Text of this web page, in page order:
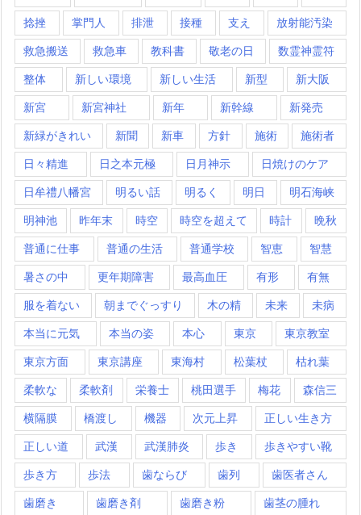
捻挫 掌門人 排泄 接種 支え 放射能汚染
救急搬送 救急車 教科書 敬老の日 数霊神霊符
整体 新しい環境 新しい生活 新型 新大阪
新宮 新宮神社 新年 新幹線 新発売
新緑がきれい 新聞 新車 方針 施術 施術者
日々精進 日之本元極 日月神示 日焼けのケア
日牟禮八幡宮 明るい話 明るく 明日 明石海峡
明神池 昨年末 時空 時空を超えて 時計 晩秋
普通に仕事 普通の生活 普通学校 智恵 智慧
暑さの中 更年期障害 最高血圧 有形 有無
服を着ない 朝までぐっすり 木の精 未来 未病
本当に元気 本当の姿 本心 東京 東京教室
東京方面 東京講座 東海村 松葉杖 枯れ葉
柔軟な 柔軟剤 栄養士 桃田選手 梅花 森信三
横隔膜 橋渡し 機器 次元上昇 正しい生き方
正しい道 武漢 武漢肺炎 歩き 歩きやすい靴
歩き方 歩法 歯ならび 歯列 歯医者さん
歯磨き 歯磨き剤 歯磨き粉 歯茎の腫れ